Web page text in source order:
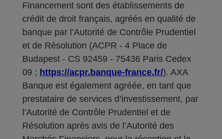
Financement sont des établissements de
crédit de droit français, agréés en qualité de
banque par l’Autorité de Contrôle Prudentiel
et de Résolution (ACPR - 4 Place de
Budapest - CS 92459 - 75436 Paris Cedex
09 ; https://acpr.banque-france.fr/). AXA
Banque est également agréée, en tant que
prestataire de services d’investissement, par
l’Autorité de Contrôle Prudentiel et de
Résolution après avis de l’Autorité des